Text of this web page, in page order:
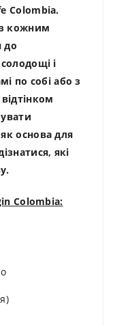
Colombia.
кожним
до
і
по собі або з
основа для
які
Colombia: